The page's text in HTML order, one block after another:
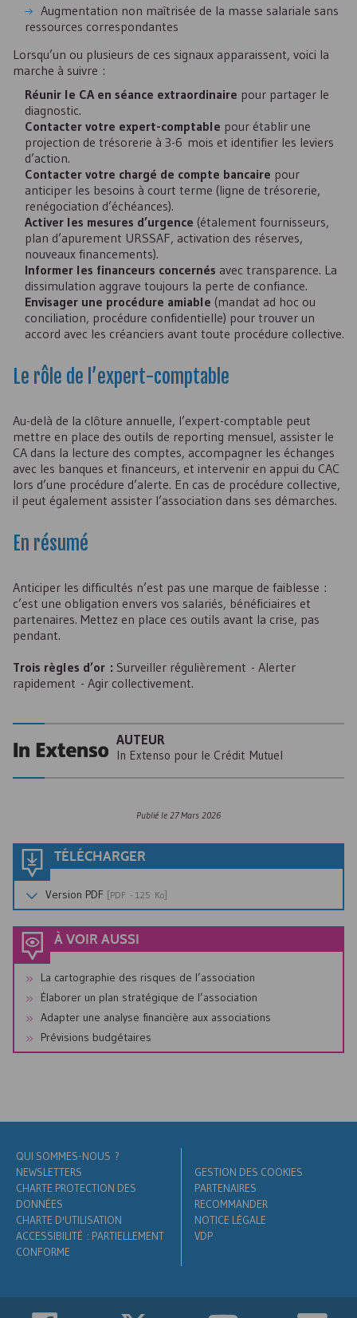
Augmentation non maîtrisée de la masse salariale sans
ressources correspondantes
Lorsqu’un ou plusieurs de ces signaux apparaissent, voici la
marche à suivre :
Réunir le CAen séance extraordinaire pour partager le
diagnostic.
Contacter votre expert-comptable pour établir une
projection de trésorerie à 3-6 mois et identifier les leviers
d’action.
Contacter votre chargé de compte bancaire pour
anticiper les besoins à court terme (ligne de trésorerie,
renégociation d’échéances).
Activer les mesures d’urgence (étalement fournisseurs,
plan d’apurement URSSAF, activation des réserves,
nouveaux financements).
Informer les financeurs concernés avec transparence. La
dissimulation aggrave toujours la perte de confiance.
Envisager une procédure amiable (mandat ad hoc ou
conciliation, procédure confidentielle) pour trouver un
accord avec les créanciers avant toute procédure collective.
Le rôle de l’expert-comptable
Au-delà de la clôture annuelle, l’expert-comptable peut
mettre en place des outils de reporting mensuel, assister le
CA dans la lecture des comptes, accompagner les échanges
avec les banques et financeurs, et intervenir en appui du CAC
lors d’une procédure d’alerte. En cas de procédure collective,
il peut également assister l’association dans ses démarches.
En résumé
Anticiper les difficultés n’est pas une marque de faiblesse :
c’est une obligation envers vos salariés, bénéficiaires et
partenaires. Mettez en place ces outils avant la crise, pas
pendant.
Trois règles d’or : Surveiller régulièrement - Alerter
rapidement - Agir collectivement.
AUTEUR
In Extenso pour le Crédit Mutuel
Publié le 27 Mars 2026
TÉLÉCHARGER
Version PDF [PDF - 125 Ko]
À VOIR AUSSI
La cartographie des risques de l’association
Élaborer un plan stratégique de l’association
Adapter une analyse financière aux associations
Prévisions budgétaires
QUI SOMMES-NOUS ?
NEWSLETTERS
CHARTE PROTECTION DES
DONNÉES
CHARTE D'UTILISATION
ACCESSIBILITÉ : PARTIELLEMENT
CONFORME
GESTION DES COOKIES
PARTENAIRES
RECOMMANDER
NOTICE LÉGALE
VDP